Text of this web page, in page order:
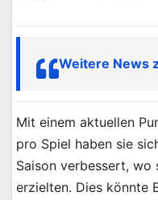
Weitere News
Mit einem aktuellen
pro Spiel haben sie
Saison verbessert, wo
erzielten. Dies könnte